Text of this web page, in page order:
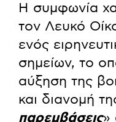
Η συμφωνία
τον Λευκό
ενός
σημείων, το
αύξηση της
και διανομή
παρεμβάσεις»